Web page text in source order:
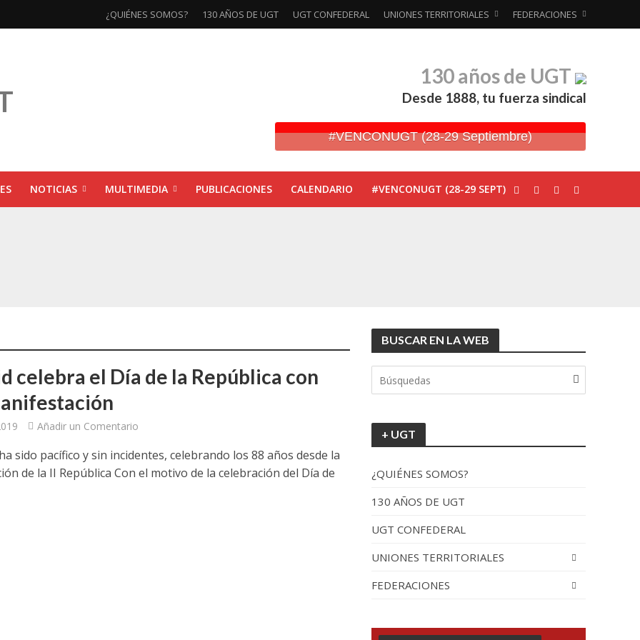
¿QUIÉNES SOMOS? 130 AÑOS DE UGT UGT CONFEDERAL UNIONES TERRITORIALES FEDERACIONES
130 años de UGT
Desde 1888, tu fuerza sindical
#VENCONUGT (28-29 Septiembre)
NOTICIAS MULTIMEDIA PUBLICACIONES CALENDARIO #VENCONUGT (28-29 SEPT)
las jornadas “Impactos económicos en Andalucía: la globalización cuestionada”.
‘130 aniversario’ en Las Palmas de Gran Canaria
‘130 Años de Luchas y Conquistas’
asesinado por Franco por sus editoriales de prensa
Sevilla acogerá la exposición 130 aniversario con la que UGT comenzó su recorrido por España
celebra el Día de la República con
Añadir un Comentario
sido pacífico y sin incidentes, celebrando los 88 años desde la
de la II República Con el motivo de la celebración del Día de
BUSCAR EN LA WEB
+ UGT
¿QUIÉNES SOMOS?
130 AÑOS DE UGT
UGT CONFEDERAL
UNIONES TERRITORIALES
FEDERACIONES